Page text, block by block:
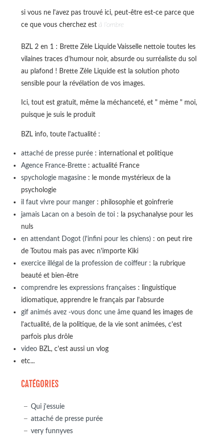
si vous ne l'avez pas trouvé ici, peut-être est-ce parce que
ce que vous cherchez est à l'ombre
BZL 2 en 1 : Brette Zèle Liquide Vaisselle nettoie toutes les
vilaines traces d'humour noir, absurde ou surréaliste du sol
au plafond ! Brette Zèle Liquide est la solution photo
sensible pour la révélation de vos images.
Ici, tout est gratuit, même la méchanceté, et " mème " moi,
puisque je suis le produit
BZL info, toute l'actualité :
attaché de presse purée: international et politique
Agence France-Brette: actualité France
spychologie magasine: le monde mystérieux de la
psychologie
il faut vivre pour manger: philosophie et goinfrerie
jamais Lacan on a besoin de toi: la psychanalyse pour les
nuls
en attendant Dogot (l'infini pour les chiens): on peut rire
de Toutou mais pas avec n'importe Kiki
exercice illégal de la profession de coiffeur: la rubrique
beauté et bien-être
comprendre les expressions françaises: linguistique
idiomatique, apprendre le français par l'absurde
gif animés avez -vous donc une âmequand les images de
l'actualité, de la politique, de la vie sont animées, c'est
parfois plus drôle
videoBZL, c'est aussi un vlog
etc...
CATÉGORIES
Qui j'essuie
attaché de presse purée
very funnyves